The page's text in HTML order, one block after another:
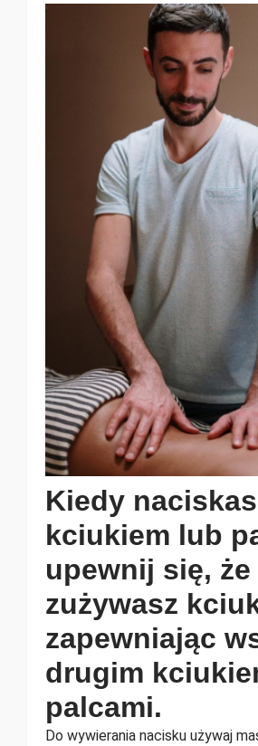
Kiedy
kciukiem lub
upewnij się, że
zużywasz
zapewniając
drugim
palcami.
Do wywierania nacisku używaj